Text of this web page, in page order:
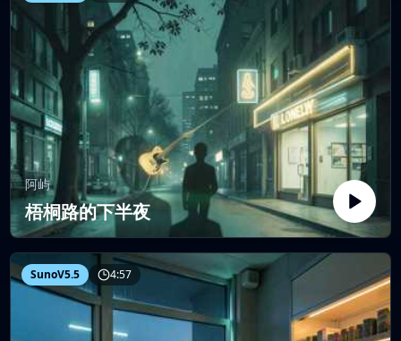
阿屿
梧桐路的下半夜
SunoV5.5 4:57